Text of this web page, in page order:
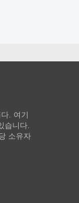
. 여기
습니다.
소유자